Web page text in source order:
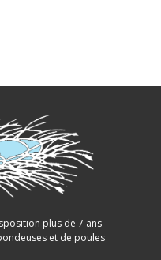
plus de 7 ans
et de poules